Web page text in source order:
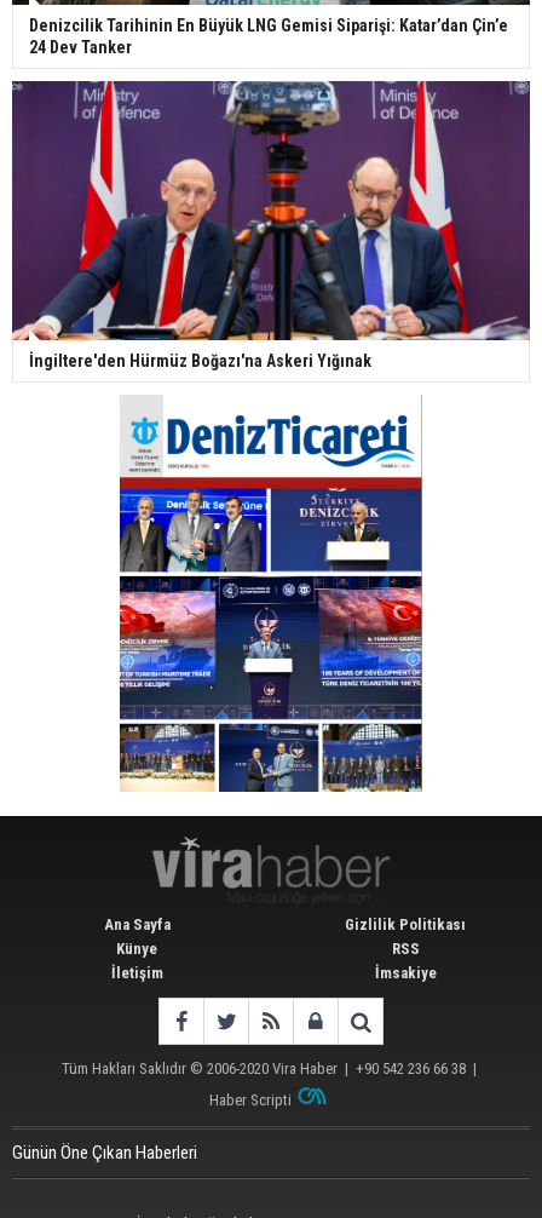
Denizcilik Tarihinin En Büyük LNG Gemisi Siparişi: Katar’dan Çin’e
24 Dev Tanker
İngiltere'den Hürmüz Boğazı'na Askeri Yığınak
Ana Sayfa
Künye
İletişim
Gizlilik Politikası
RSS
İmsakiye
Tüm Hakları Saklıdır © 2006-2020 Vira Haber | +90 542 236 66 38 |
Haber Scripti
Günün Öne Çıkan Haberleri